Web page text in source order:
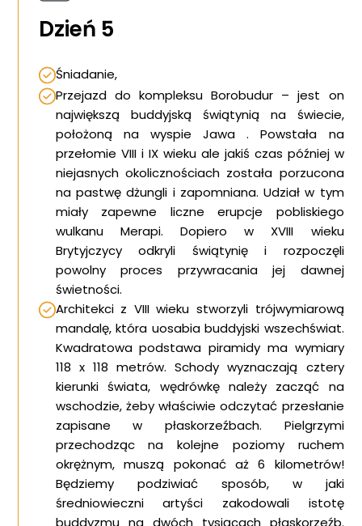
Dzień 5
Śniadanie,
Przejazd do kompleksu Borobudur – jest on
największą buddyjską świątynią na świecie,
położoną na wyspie Jawa . Powstała na
przełomie VIII i IX wieku ale jakiś czas później w
niejasnych okolicznościach została porzucona
na pastwę dżungli i zapomniana. Udział w tym
miały zapewne liczne erupcje pobliskiego
wulkanu Merapi. Dopiero w XVIII wieku
Brytyjczycy odkryli świątynię i rozpoczęli
powolny proces przywracania jej dawnej
świetności.
Architekci z VIII wieku stworzyli trójwymiarową
mandalę, która uosabia buddyjski wszechświat.
Kwadratowa podstawa piramidy ma wymiary
118 x 118 metrów. Schody wyznaczają cztery
kierunki świata, wędrówkę należy zacząć na
wschodzie, żeby właściwie odczytać przesłanie
zapisane w płaskorzeźbach. Pielgrzymi
przechodząc na kolejne poziomy ruchem
okrężnym, muszą pokonać aż 6 kilometrów!
Będziemy podziwiać sposób, w jaki
średniowieczni artyści zakodowali istotę
buddyzmu na dwóch tysiącach płaskorzeźb.